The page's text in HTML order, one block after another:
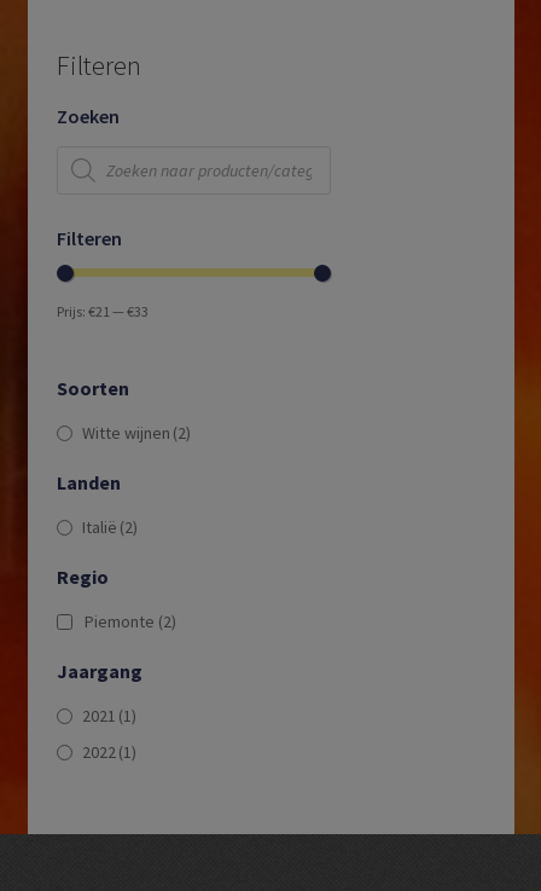
Filteren
Zoeken
Producten
zoeken
Filteren
Prijs: €21— €33
Soorten
Witte wijnen (2)
Landen
Italië (2)
Regio
Piemonte (2)
Jaargang
2021 (1)
2022(1)